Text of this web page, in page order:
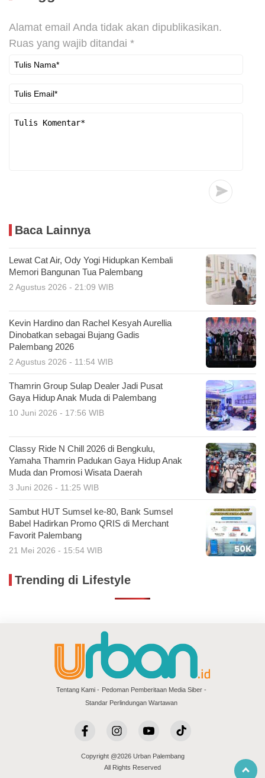
Alamat email Anda tidak akan dipublikasikan.
Ruas yang wajib ditandai *
Baca Lainnya
Lewat Cat Air, Ody Yogi Hidupkan Kembali
Memori Bangunan Tua Palembang
2 Agustus 2026 - 21:09 WIB
Kevin Hardino dan Rachel Kesyah Aurellia
Dinobatkan sebagai Bujang Gadis
Palembang 2026
2 Agustus 2026 - 11:54 WIB
Thamrin Group Sulap Dealer Jadi Pusat
Gaya Hidup Anak Muda di Palembang
10 Juni 2026 - 17:56 WIB
Classy Ride N Chill 2026 di Bengkulu,
Yamaha Thamrin Padukan Gaya Hidup Anak
Muda dan Promosi Wisata Daerah
3 Juni 2026 - 11:25 WIB
Sambut HUT Sumsel ke-80, Bank Sumsel
Babel Hadirkan Promo QRIS di Merchant
Favorit Palembang
21 Mei 2026 - 15:54 WIB
Trending di Lifestyle
Tentang Kami
Pedoman Pemberitaan Media Siber
Standar Perlindungan Wartawan
Copyright @2026 Urban Palembang
All Rights Reserved